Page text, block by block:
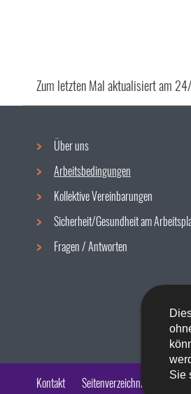
Sie
Zum letzten Mal aktualisiert am
Über uns
Arbeitsbedingungen
Kollektive Vereinbarungen
Sicherheit/Gesundheit am
Fragen / Antworten
Kontakt Seitenverzeichnis